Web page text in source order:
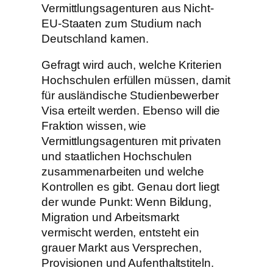
Vermittlungsagenturen aus Nicht-
EU-Staaten zum Studium nach
Deutschland kamen.
Gefragt wird auch, welche Kriterien
Hochschulen erfüllen müssen, damit
für ausländische Studienbewerber
Visa erteilt werden. Ebenso will die
Fraktion wissen, wie
Vermittlungsagenturen mit privaten
und staatlichen Hochschulen
zusammenarbeiten und welche
Kontrollen es gibt. Genau dort liegt
der wunde Punkt: Wenn Bildung,
Migration und Arbeitsmarkt
vermischt werden, entsteht ein
grauer Markt aus Versprechen,
Provisionen und Aufenthaltstiteln.